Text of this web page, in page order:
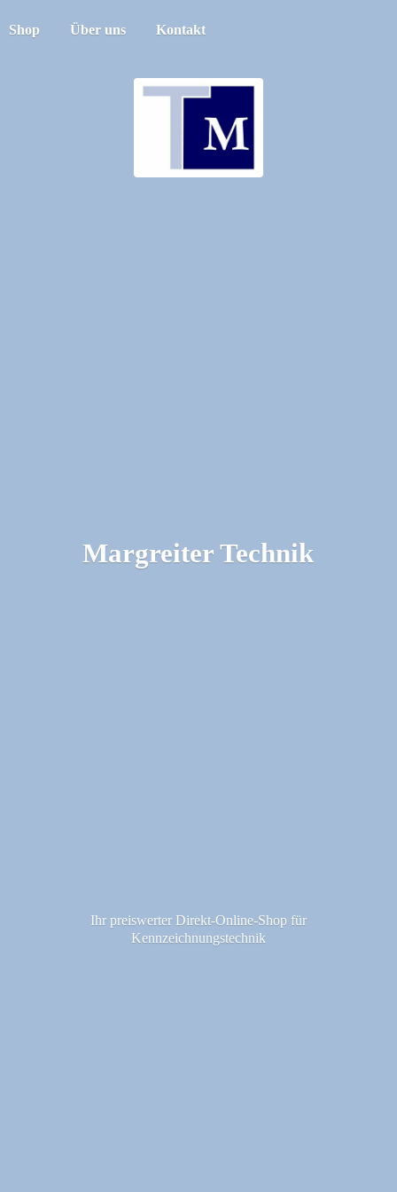
Shop Über uns Kontakt
Margreiter Technik
Ihr preiswerter Direkt-Online-Shop für
Kennzeichnungstechnik